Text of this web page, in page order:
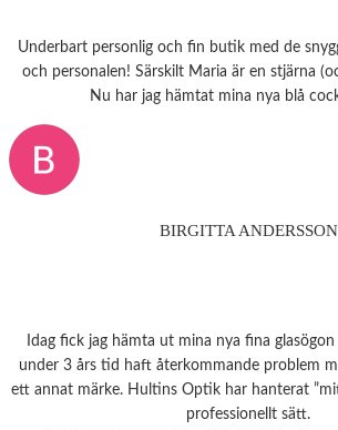
Underbart personlig och fin butik med de
och personalen! Särskilt Maria är en stjärna
Nu har jag hämtat mina nya blå
BIRGITTA ANDERSSON
Idag fick jag hämta ut mina nya fina
under 3 års tid haft återkommande problem
ett annat märke. Hultins Optik har hanterat
professionellt sätt.